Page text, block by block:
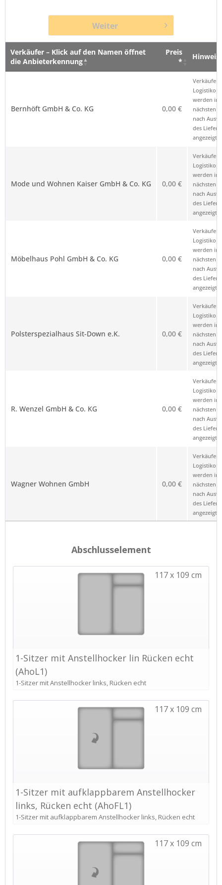
Weiter
Verkäufer – Klick auf den Namen öffnet
die Anbieterkennung
Preis
*
Hinweis
Bernhöft GmbH & Co. KG 0,00 €
Verkäufer
werden im
nächsten
nach
des
angezeigt.
Mode und Wohnen Kaiser GmbH & Co. KG 0,00 €
Verkäufer
werden im
nächsten
nach
des
angezeigt.
Möbelhaus Pohl GmbH & Co. KG 0,00 €
Verkäufer
werden im
nächsten
nach
des
angezeigt.
Polsterspezialhaus Sit-Down e.K. 0,00 €
Verkäufer
werden im
nächsten
nach
des
angezeigt.
R. Wenzel GmbH & Co. KG 0,00 €
Verkäufer
werden im
nächsten
nach
des
angezeigt.
Wagner Wohnen GmbH 0,00 €
Verkäufer
werden im
nächsten
nach
des
angezeigt.